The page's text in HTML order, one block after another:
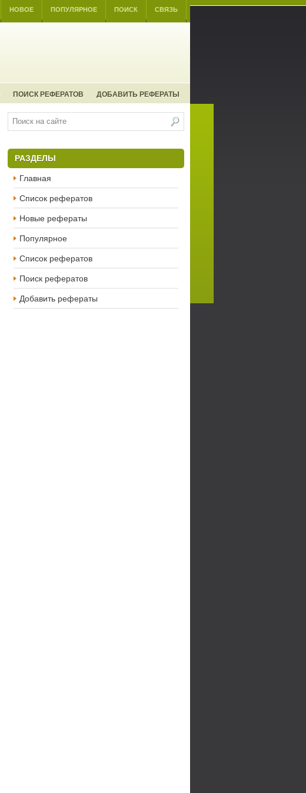
НОВОЕ ПОПУЛЯРНОЕ ПОИСК СВЯЗЬ
ПОИСК РЕФЕРАТОВ ДОБАВИТЬ РЕФЕРАТЫ
РАЗДЕЛЫ
Главная
Список рефератов
Новые рефераты
Популярное
Список рефератов
Поиск рефератов
Добавить рефераты